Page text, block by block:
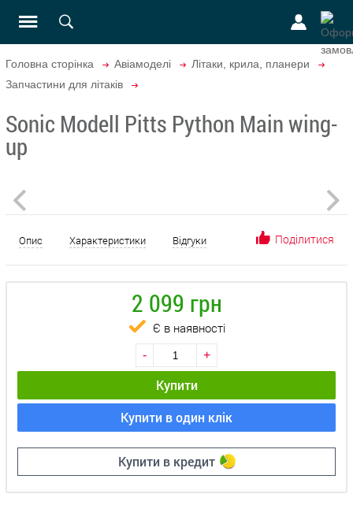
Головна сторінка Авіамоделі
Літаки, крила, планери
Запчастини для літаків
Sonic Modell Pitts Python Main wing-
up
Опис Характеристики Відгуки Поділитися
2 099 грн
Є в наявності
- +
Купити
Купити в один клік
Купити в кредит